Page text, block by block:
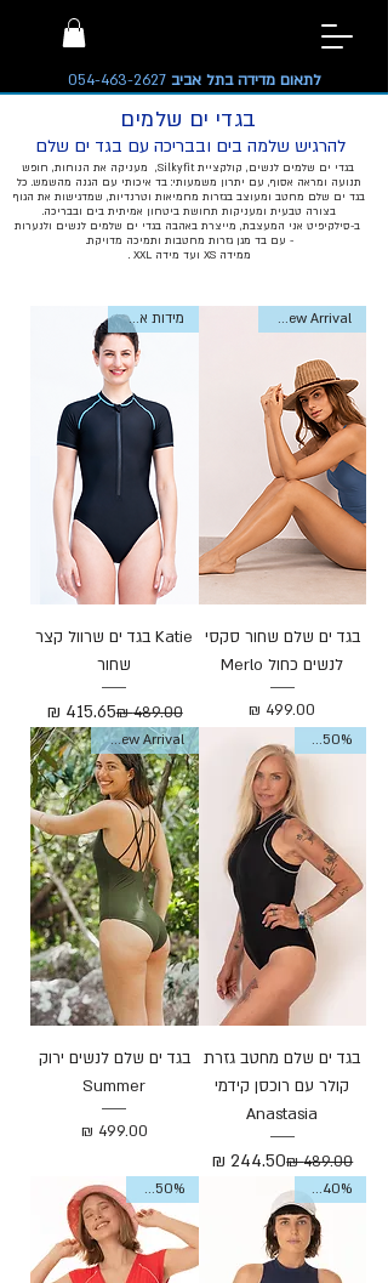
לתאום מדידה בתל אביב054-463-2627
בגדי ים שלמים
להרגיש שלמה בים ובבריכה עם בגד ים שלם
בגדי ים שלמים לנשים, קולקציית Silkyfit
, מעניקה את הנוחות, חופש
תנועה ומראה אסוף, עם יתרון משמעותי: בד איכותי עם הגנה מהשמש. כל
בגד ים שלם מחטב ומעוצב בגזרות מחמיאות וטרנדיות, שמדגישות את הגוף
בצורה טבעית ומעניקות תחושת ביטחון אמיתית בים ובבריכה.
ב-סילקיפיט אני המעצבת, מייצרת באהבה בגדי ים שלמים לנשים ולנערות
- עם בד מגן גזרות מחטבות ותמיכה מדויקת.
ממידה XS ועד מידה XXL .
New Arrival-חדש
בגד ים שלם שחור סקסי
לנשים כחול Merlo
מחיר
מידות אחרונות
Katie בגד ים שרוול קצר
שחור
מחיר רגיל ‏489.00 ‏₪ מחיר מבצע‏415.65 ‏₪
Sale 50%
בגד ים שלם מחטב גזרת
קולר עם רוכסן קידמי
Anastasia
מחיר רגיל ‏489.00 ‏₪ מחיר מבצע‏244.50 ‏₪
New Arrival-חדש
בגד ים שלם לנשים ירוק
Summer
מחיר
Sale 40%
Sale 50%